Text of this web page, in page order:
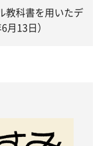
教科書を用いたデ
13日）